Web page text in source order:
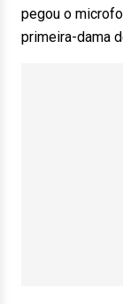
pegou o
primeira-dama